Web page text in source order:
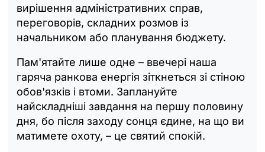
вирішення адміністративних справ,
переговорів, складних розмов із
начальником або планування бюджету.
Пам'ятайте лише одне – ввечері наша
гаряча ранкова енергія зіткнеться зі стіною
обов'язків і втоми. Заплануйте
найскладніші завдання на першу половину
дня, бо після заходу сонця єдине, на що ви
матимете охоту, – це святий спокій.